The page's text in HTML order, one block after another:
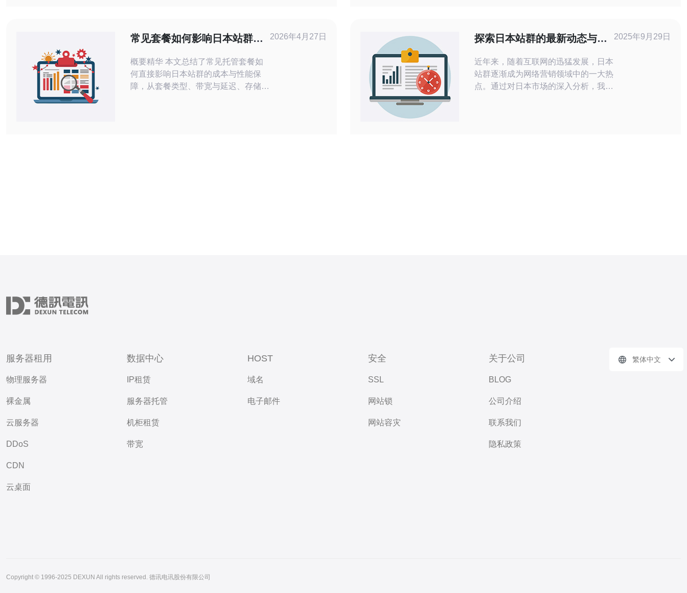
与实际使用体验，帮助您做出明智的
选择。 阿里日本云服务器的性能优势
首先，我们来看看
限，可能会出现延迟、卡顿甚至崩溃的
情况。 服务器
常见套餐如何影响日本站群托
概要精华 本文总结了常见托管套餐如
何直接影响日本站群的成本与性能保
障，从套餐类型、带宽与延迟、存储与
2026年4月27日
探索日本站群的最新动态与发
近年来，随着互联网的迅猛发展，日本
站群逐渐成为网络营销领域中的一大热
点。通过对日本市场的深入分析，我们
2025年9月29日
服务器租用
物理服务器
裸金属
云服务器
DDoS
CDN
云桌面
数据中心
IP租赁
服务器托管
机柜租赁
带宽
HOST
域名
电子邮件
安全
SSL
网站锁
网站容灾
关于公司
BLOG
公司介绍
联系我们
隐私政策
繁体中文
Copyright © 1996-2025 DEXUN All rights reserved. 德讯电讯股份有限公司